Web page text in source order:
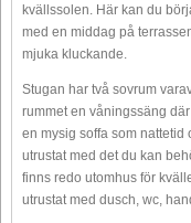
kvällssolen. Här kan du
med en middag på
mjuka kluckande.
Stugan har två sovrum
rummet en våningssäng
en mysig soffa som
utrustat med det du kan
finns redo utomhus för
utrustat med dusch, wc,